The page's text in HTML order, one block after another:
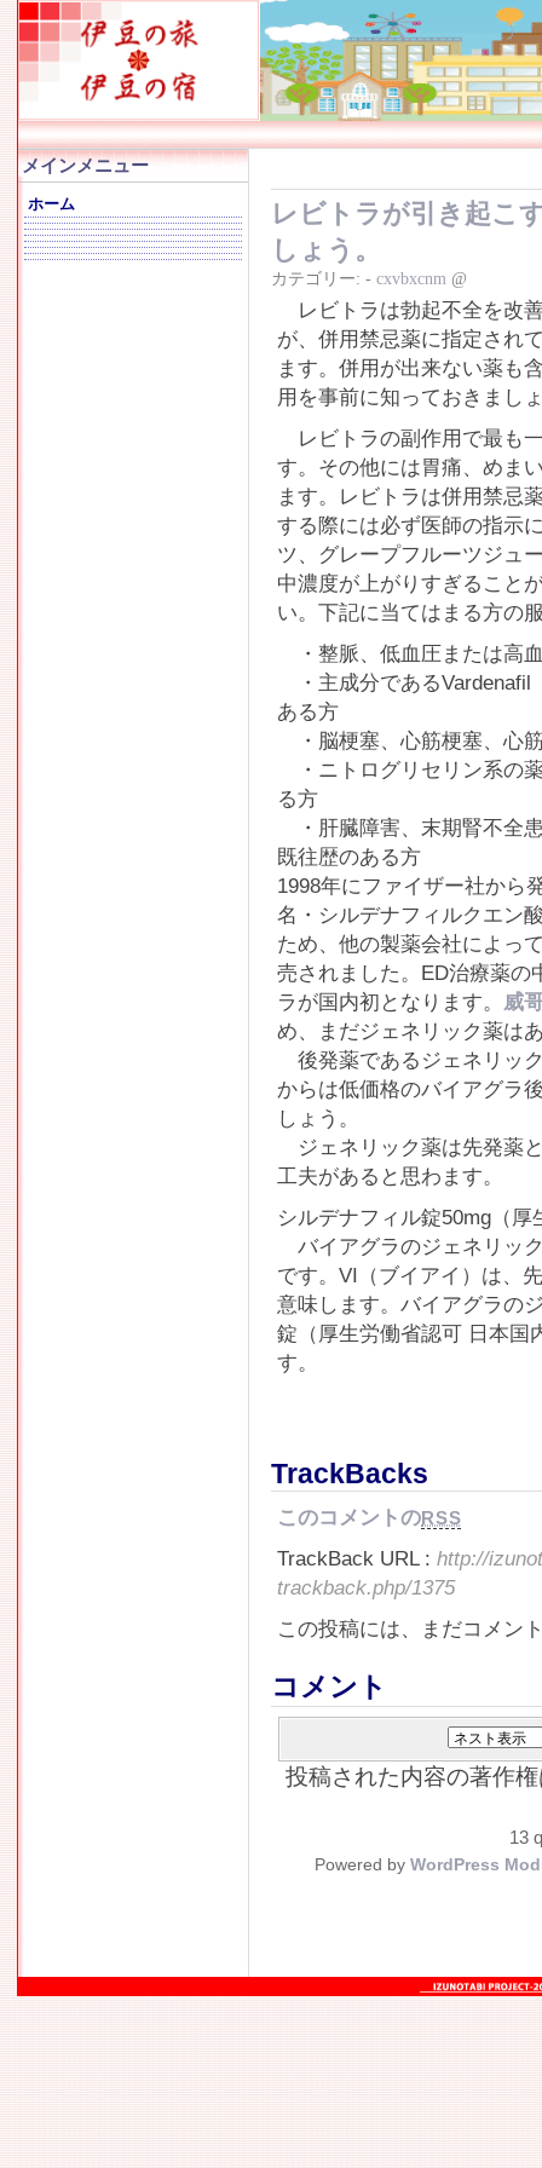
メインメニュー
ホーム
レビトラが引き起こ
しょう。
カテゴリー: - cxvbxcnm @
レビトラは勃起不全を改
が、併用禁忌薬に指定され
ます。併用が出来ない薬も
用を事前に知っておきまし
レビトラの副作用で最も
す。その他には胃痛、めま
ます。レビトラは併用禁忌
する際には必ず医師の指示
ツ、グレープフルーツジュ
中濃度が上がりすぎること
い。下記に当てはまる方の
・整脈、低血圧または高
・主成分であるVardenafil
ある方
・脳梗塞、心筋梗塞、心
・ニトログリセリン系の
る方
・肝臓障害、末期腎不全
既往歴のある方
1998年にファイザー社から
名・シルデナフィルクエン
ため、他の製薬会社によっ
売されました。ED治療薬の
ラが国内初となります。 威
め、まだジェネリック薬は
後発薬であるジェネリッ
からは低価格のバイアグラ
しょう。
ジェネリック薬は先発薬
工夫があると思わます。
シルデナフィル錠50mg（
バイアグラのジェネリッ
です。VI（ブイアイ）は、
意味します。バイアグラの
錠（厚生労働省認可 日本国
す。
TrackBacks
このコメントのRSS
TrackBack URL : http://
trackback.php/1375
この投稿には、まだコメン
コメント
投稿された内容の著作
13
Powered by WordPress